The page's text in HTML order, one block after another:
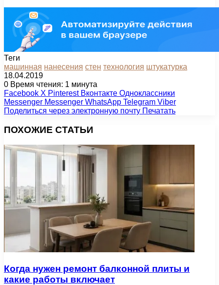
Теги
машинная нанесения стен технология штукатурка
18.04.2019
0 Время чтения: 1 минута
Facebook X Pinterest Вконтакте Одноклассники
Messenger Messenger WhatsApp Telegram Viber
Поделиться через электронную почту Печатать
ПОХОЖИЕ СТАТЬИ
Когда нужен ремонт балконной плиты и
какие работы включает